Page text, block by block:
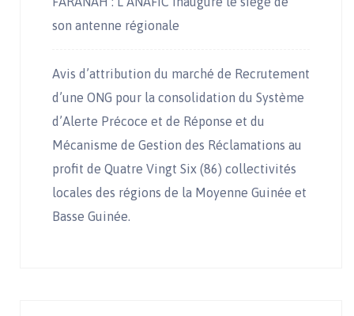
son antenne régionale
Avis d’attribution du marché de Recrutement
d’une ONG pour la consolidation du Système
d’Alerte Précoce et de Réponse et du
Mécanisme de Gestion des Réclamations au
profit de Quatre Vingt Six (86) collectivités
locales des régions de la Moyenne Guinée et
Basse Guinée.